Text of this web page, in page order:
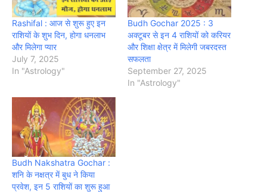
Rashifal : आज से शुरू हुए इन
राशियों के शुभ दिन, होगा धनलाभ
और मिलेगा प्यार
July 7, 2025
In "Astrology"
Budh Gochar 2025 : 3
अक्टूबर से इन 4 राशियों को करियर
और शिक्षा क्षेत्र में मिलेगी जबरदस्त
सफलता
September 27, 2025
In "Astrology"
Budh Nakshatra Gochar :
शनि के नक्षत्र में बुध ने किया
प्रवेश, इन 5 राशियों का शुरू हुआ